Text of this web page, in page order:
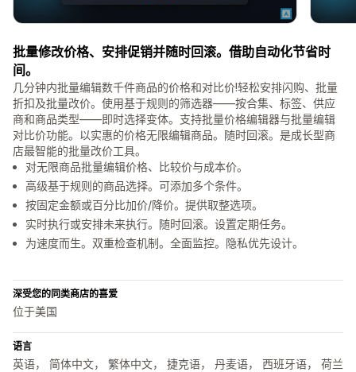
批量修改价格、安排促销并随时回滚。借助自动化节省时
间。
几分钟内批量编辑数千件商品的价格和对比价!轻松安排闪购、批量
折扣及批量改价。使用基于规则的筛选器——按合集、标签、供应
商和商品类型——即时选择变体。支持批量价格编辑器与批量编辑
对比价功能。以实惠的价格无限编辑商品。随时回滚。是成长型商
店最智能的批量改价工具。
对无限商品批量编辑价格、比较价与成本价。
高级基于规则的商品选择。可添加多个条件。
按固定金额或百分比加价/降价。提供取整选项。
实时执行或安排未来执行。随时回滚。设置定期任务。
为速度而生。双重检查机制。全面监控。隐私优先设计。
深受您的同类商店的喜爱
位于美国
语言
英语， 简体中文， 繁体中文， 捷克语， 丹麦语， 西班牙语， 荷兰